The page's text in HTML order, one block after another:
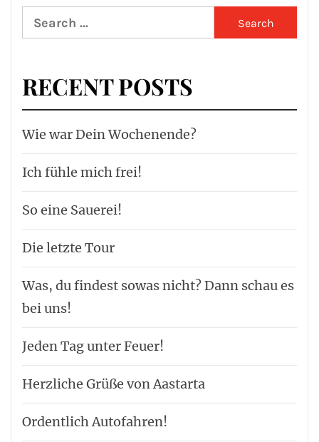
Search
for:
RECENT POSTS
Wie war Dein Wochenende?
Ich fühle mich frei!
So eine Sauerei!
Die letzte Tour
Was, du findest sowas nicht? Dann schau es
bei uns!
Jeden Tag unter Feuer!
Herzliche Grüße von Aastarta
Ordentlich Autofahren!